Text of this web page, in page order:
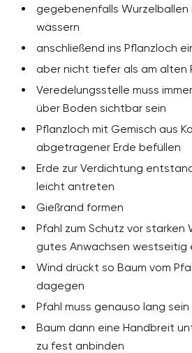
gegebenenfalls
wässern
anschließend ins Pflanzloch
aber nicht tiefer als am alten
Veredelungsstelle muss
über Boden sichtbar sein
Pflanzloch mit Gemisch aus
abgetragener Erde befüllen
Erde zur Verdichtung
leicht antreten
Gießrand formen
Pfahl zum Schutz vor starken
gutes Anwachsen westseitig
Wind drückt so Baum vom
dagegen
Pfahl muss genauso lang
Baum dann eine Handbreit
zu fest anbinden